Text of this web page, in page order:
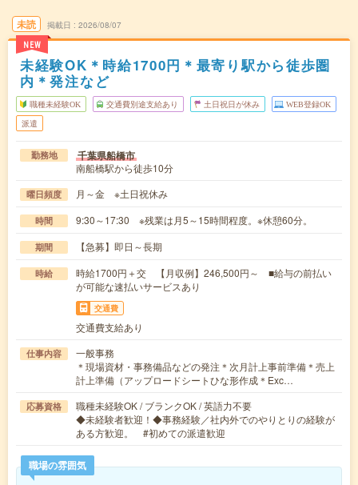
未読
NEW
掲載日 2026/08/07
未経験OK＊時給1700円＊最寄り駅から徒歩圏
内＊発注など
職種未経験OK 交通費別途支給あり 土日祝日が休み WEB登録OK
派遣
勤務地 千葉県船橋市
南船橋駅から徒歩10分
曜日頻度 月～金 ※土日祝休み
時間 9:30～17:30 ※残業は月5～15時間程度。※休憩60分。
期間 【急募】即日～長期
時給
時給1700円＋交 【月収例】246,500円～ ■給与の前払い
が可能な速払いサービスあり
交通費
交通費支給あり
仕事内容
一般事務
＊現場資材・事務備品などの発注＊次月計上事前準備＊売上
計上準備（アップロードシートひな形作成＊Exc…
応募資格
職種未経験OK / ブランクOK / 英語力不要
◆未経験者歓迎！◆事務経験／社内外でのやりとりの経験が
ある方歓迎。 #初めての派遣歓迎
職場の雰囲気